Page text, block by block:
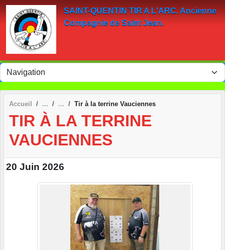
SAINT-QUENTIN TIR A L'ARC. Ancienne
Compagnie de Saint Jean.
Accueil Tir à la terrine Vauciennes
TIR À LA TERRINE
VAUCIENNES
20 Juin 2026
Panneau de gestion des cookies